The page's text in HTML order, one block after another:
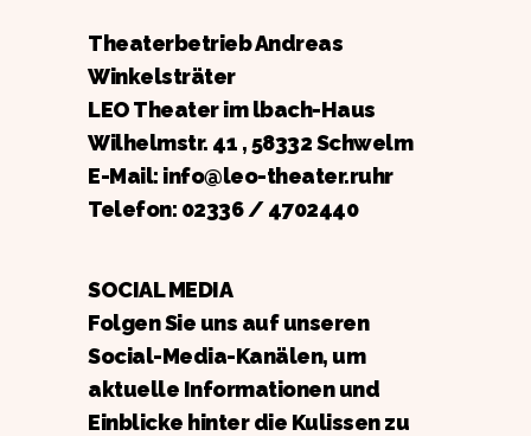
Theaterbetrieb Andreas
Winkelsträter
LEO Theater im lbach-Haus
Wilhelmstr. 41 , 58332 Schwelm
E-Mail: info@leo-theater.ruhr
Telefon: 02336 / 4702440
SOCIAL MEDIA
Folgen Sie uns auf unseren
Social-Media-Kanälen, um
aktuelle Informationen und
Einblicke hinter die Kulissen zu